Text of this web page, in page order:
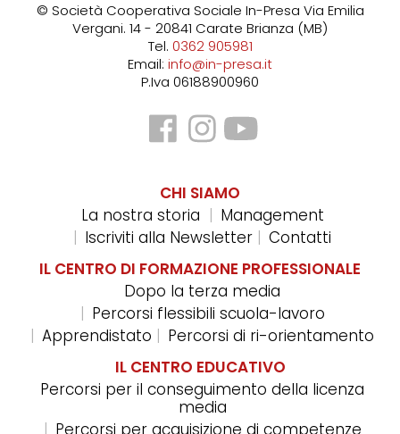
© Società Cooperativa Sociale In-Presa Via Emilia
Vergani. 14 - 20841 Carate Brianza (MB)
Tel. 0362 905981
Email: info@in-presa.it
P.Iva 06188900960
CHI SIAMO
La nostra storia
Management
Iscriviti alla Newsletter
Contatti
IL CENTRO DI FORMAZIONE PROFESSIONALE
Dopo la terza media
Percorsi flessibili scuola-lavoro
Apprendistato
Percorsi di ri-orientamento
IL CENTRO EDUCATIVO
Percorsi per il conseguimento della licenza
media
Percorsi per acquisizione di competenze